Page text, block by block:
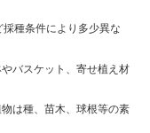
種条件により多少異な
バスケット、寄せ植え材
は種、苗木、球根等の素